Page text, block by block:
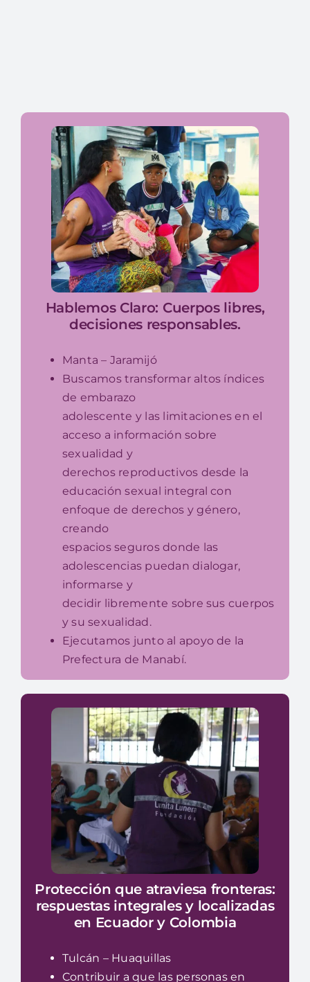
Hablemos Claro: Cuerpos libres,
decisiones responsables.
Manta – Jaramijó
Buscamos transformar altos índices
de embarazo
adolescente y las limitaciones en el
acceso a información sobre
sexualidad y
derechos reproductivos desde la
educación sexual integral con
enfoque de derechos y género,
creando
espacios seguros donde las
adolescencias puedan dialogar,
informarse y
decidir libremente sobre sus cuerpos
y su sexualidad.
Ejecutamos junto al apoyo de la
Prefectura de Manabí.
Protección que atraviesa fronteras:
respuestas integrales y localizadas
en Ecuador y Colombia
Tulcán – Huaquillas
Contribuir a que las personas en